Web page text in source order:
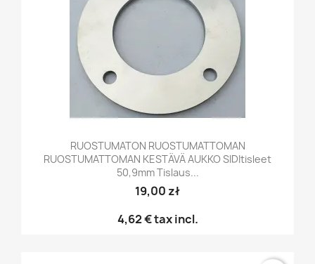
RUOSTUMATON RUOSTUMATTOMAN
RUOSTUMATTOMAN KESTÄVÄ AUKKO SIDItisleet
50,9mm Tislaus...
19,00 zł
4,62 €tax incl.